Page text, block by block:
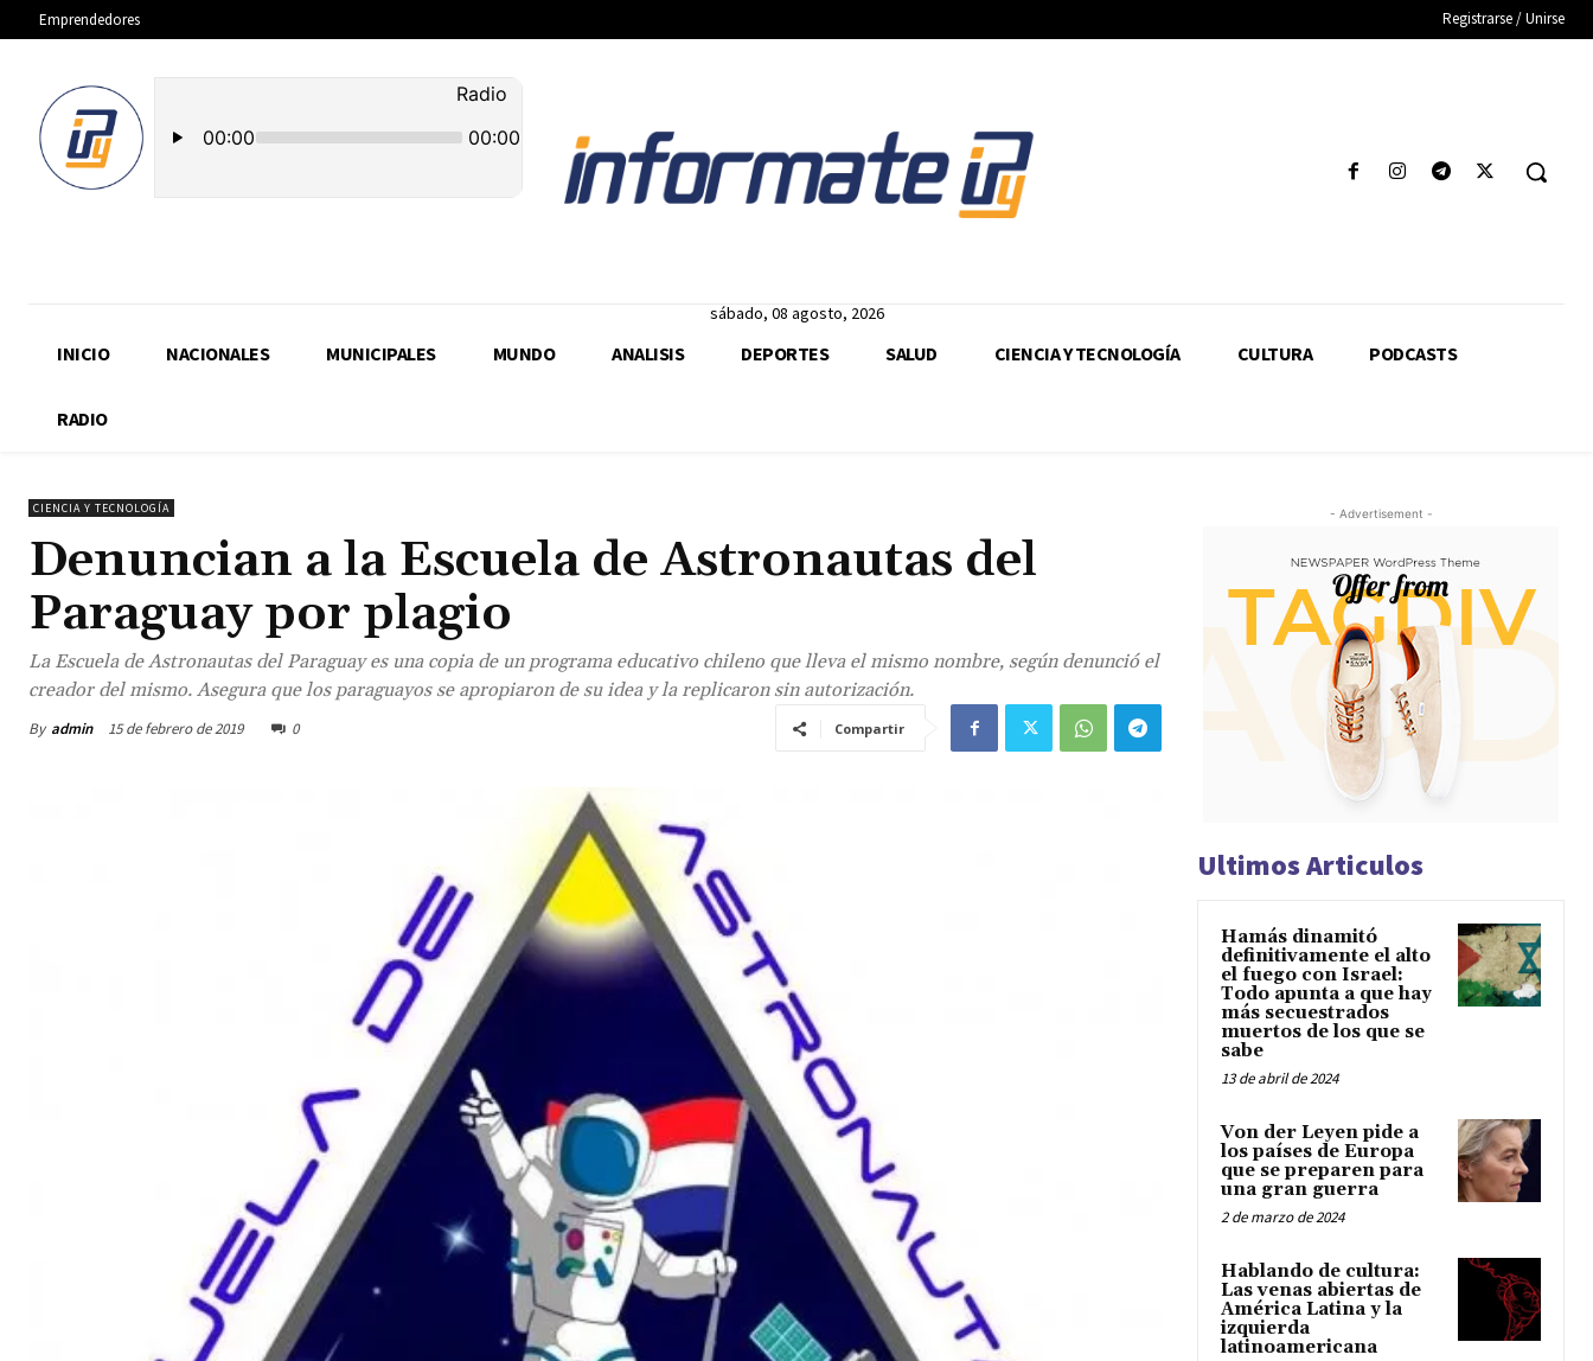
Emprendedores Registrarse / Unirse
sábado, 08 agosto, 2026
INICIO NACIONALES MUNICIPALES MUNDO ANALISIS DEPORTES SALUD CIENCIA Y TECNOLOGÍA CULTURA PODCASTS
RADIO
CIENCIA Y TECNOLOGÍA
Denuncian a la Escuela de Astronautas del
Paraguay por plagio
La Escuela de Astronautas del Paraguay es una copia de un programa educativo chileno que lleva el mismo nombre, según denunció el
creador del mismo. Asegura que los paraguayos se apropiaron de su idea y la replicaron sin autorización.
By admin 15 de febrero de 2019 0 Compartir
- Advertisement -
Ultimos Articulos
Hamás dinamitó
definitivamente el alto
el fuego con Israel:
Todo apunta a que hay
más secuestrados
muertos de los que se
sabe
13 de abril de 2024
Von der Leyen pide a
los países de Europa
que se preparen para
una gran guerra
2 de marzo de 2024
Hablando de cultura:
Las venas abiertas de
América Latina y la
izquierda
latinoamericana